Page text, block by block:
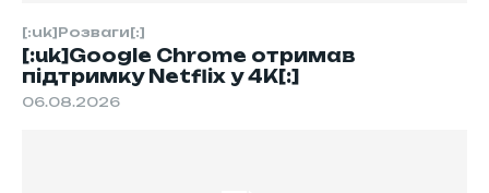
[:uk]Розваги[:]
[:uk]Google Chrome отримав
підтримку Netflix у 4K[:]
06.08.2026